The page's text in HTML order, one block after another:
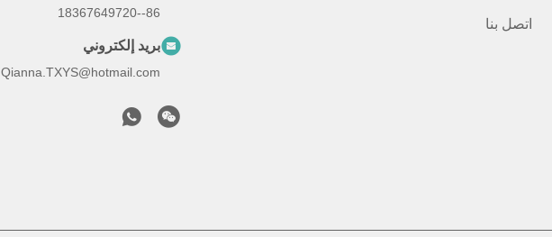
اتصل بنا
86--18367649720
بريد إلكتروني
Qianna.TXYS@hotmail.com